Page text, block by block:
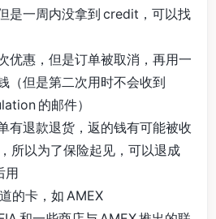
是一周内没拿到 credit，可以找
优惠，但是订单被取消，再用一
（但是第二次用时不会收到
的邮件）
有退款退货，返的钱有可能被收
所以为了保险起见，可以退成
用
的卡，如 AMEX